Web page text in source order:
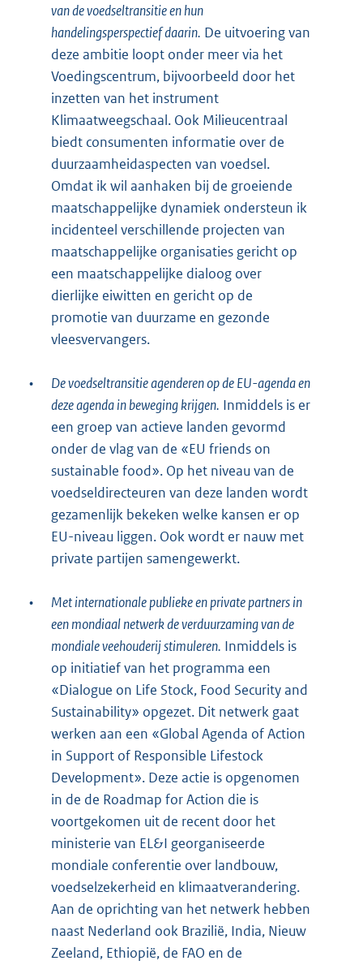
van de voedseltransitie en hun
handelingsperspectief daarin. De uitvoering van
deze ambitie loopt onder meer via het
Voedingscentrum, bijvoorbeeld door het
inzetten van het instrument
Klimaatweegschaal. Ook Milieucentraal
biedt consumenten informatie over de
duurzaamheidaspecten van voedsel.
Omdat ik wil aanhaken bij de groeiende
maatschappelijke dynamiek ondersteun ik
incidenteel verschillende projecten van
maatschappelijke organisaties gericht op
een maatschappelijke dialoog over
dierlijke eiwitten en gericht op de
promotie van duurzame en gezonde
vleesvervangers.
•
De voedseltransitie agenderen op de EU-agenda en
deze agenda in beweging krijgen. Inmiddels is er
een groep van actieve landen gevormd
onder de vlag van de «EU friends on
sustainable food». Op het niveau van de
voedseldirecteuren van deze landen wordt
gezamenlijk bekeken welke kansen er op
EU-niveau liggen. Ook wordt er nauw met
private partijen samengewerkt.
•
Met internationale publieke en private partners in
een mondiaal netwerk de verduurzaming van de
mondiale veehouderij stimuleren. Inmiddels is
op initiatief van het programma een
«Dialogue on Life Stock, Food Security and
Sustainability» opgezet. Dit netwerk gaat
werken aan een «Global Agenda of Action
in Support of Responsible Lifestock
Development». Deze actie is opgenomen
in de de Roadmap for Action die is
voortgekomen uit de recent door het
ministerie van EL&I georganiseerde
mondiale conferentie over landbouw,
voedselzekerheid en klimaatverandering.
Aan de oprichting van het netwerk hebben
naast Nederland ook Brazilië, India, Nieuw
Zeeland, Ethiopië, de FAO en de